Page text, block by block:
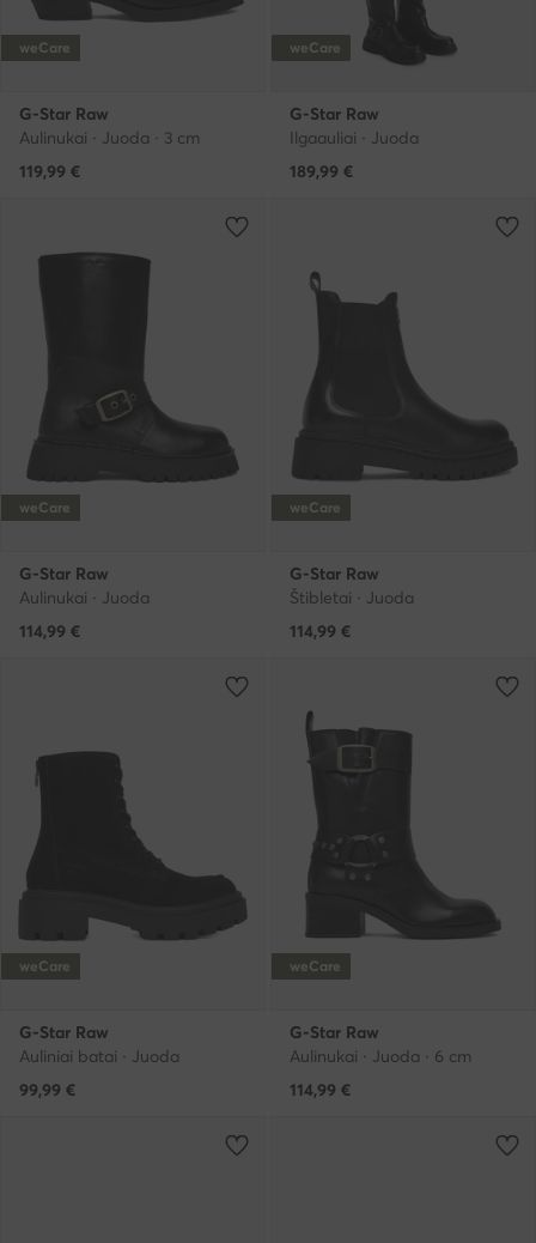
weCare
G-Star Raw
Aulinukai · Juoda · 3 cm
119,99 €
weCare
G-Star Raw
Ilgaauliai · Juoda
189,99 €
weCare
G-Star Raw
Aulinukai · Juoda
114,99 €
weCare
G-Star Raw
Štibletai · Juoda
114,99 €
weCare
G-Star Raw
Auliniai batai · Juoda
99,99 €
weCare
G-Star Raw
Aulinukai · Juoda · 6 cm
114,99 €